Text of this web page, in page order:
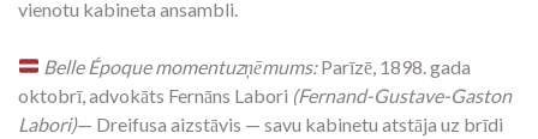
vienotu kabineta ansambli.
Belle Époque momentuzņēmums:Parīzē, 1898. gada
oktobrī, advokāts Fernāns Labori (Fernand-Gustave-Gaston
Labori)— Dreifusa aizstāvis — savu kabinetu atstāja uz brīdi